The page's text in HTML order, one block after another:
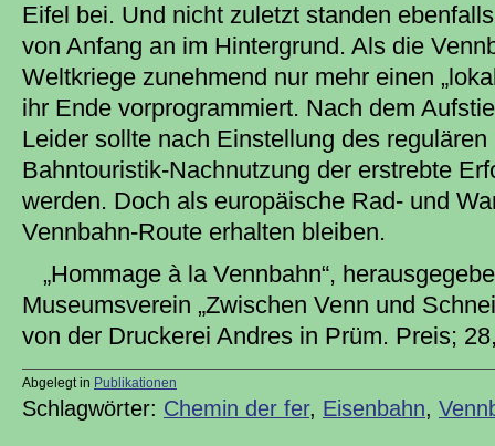
Eifel bei. Und nicht zuletzt standen
von Anfang an im Hintergrund. Als die
Weltkriege zunehmend nur mehr einen
ihr Ende vorprogrammiert. Nach dem
Leider sollte nach Einstellung des
Bahntouristik-Nachnutzung der erstrebte
werden. Doch als europäische Rad- und
Vennbahn-Route erhalten bleiben.
„Hommage à la Vennbahn“,
Museumsverein „Zwischen Venn und
von der Druckerei Andres in Prüm. Preis;
Abgelegt in Publikationen
Schlagwörter: Chemin der fer, Eisenbahn,